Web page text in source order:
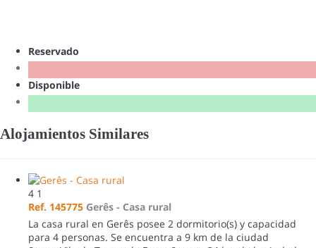
Reservado
Disponible
Alojamientos Similares
4 1
Ref. 145775 Gerês - Casa rural
La casa rural en Gerês posee 2 dormitorio(s) y capacidad
para 4 personas. Se encuentra a 9 km de la ciudad